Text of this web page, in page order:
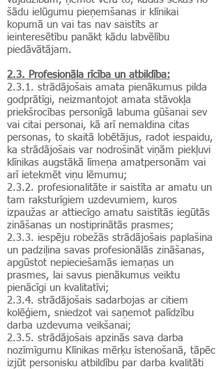
šādu ielūgumu pieņemšanas ir klīnikai
kopumā un vai tas nav saistīts ar
ieinteresētību panākt kādu labvēlību
piedāvātājam.
2.3. Profesionāla rīcība un atbildība:
2.3.1. strādājošais amata pienākumus pilda
godprātīgi, neizmantojot amata stāvokļa
priekšrocības personīgā labuma gūšanai sev
vai citai personai, kā arī nemaldina citas
personas, to skaitā lobētājus, radot iespaidu,
ka strādājošais var nodrošināt viņām piekļuvi
klīnikas augstākā līmeņa amatpersonām vai
arī ietekmēt viņu lēmumu;
2.3.2. profesionalitāte ir saistīta ar amatu un
tam raksturīgiem uzdevumiem, kuros
izpaužas ar attiecīgo amatu saistītās iegūtās
zināšanas un nostiprinātās prasmes;
2.3.3. iespēju robežās strādājošais paplašina
un padziļina savas profesionālās zināšanas,
apgūstot nepieciešamās iemaņas un
prasmes, lai savus pienākumus veiktu
pienācīgi un kvalitatīvi;
2.3.4. strādājošais sadarbojas ar citiem
kolēģiem, sniedzot vai saņemot palīdzību
darba uzdevuma veikšanai;
2.3.5. strādājošais apzinās sava darba
nozīmīgumu Klīnikas mērķu īstenošanā, tāpēc
izjūt personisku atbildību par darba kvalitāti